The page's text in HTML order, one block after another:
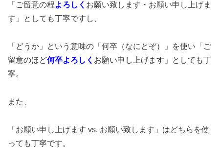
「ご留意の程よろしく お願い致します・お願い申し上げま
す」としても丁寧ですし、
「どうか」という意味の「何卒（なにとぞ）」を使い「ご
留意のほど何卒よろしく お願い申し上げます」としても丁
寧。
また、
「お願い申し上げます vs. お願い致します」はどちらを使
っても丁寧です。